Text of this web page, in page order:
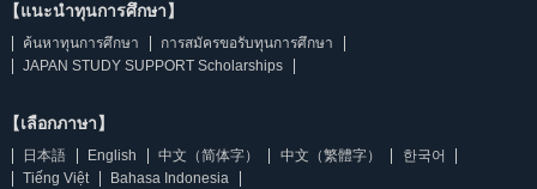
【แนะนำทุนการศึกษา】
ค้นหาทุนการศึกษา
การสมัครขอรับทุนการศึกษา
JAPAN STUDY SUPPORT Scholarships
【เลือกภาษา】
日本語 English 中文（简体字） 中文（繁體字）
한국어
Tiếng Việt
Bahasa Indonesia